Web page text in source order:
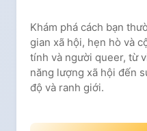
Khám phá cách bạn
gian xã hội, hẹn hò và
tính và người queer, từ
năng lượng xã hội đến
độ và ranh giới.